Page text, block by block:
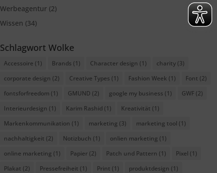
Werbeagentur (2)
Wissen (34)
Schlagwort Wolke
Accessoire (1) Brands (1) Character design (1) charity (3)
corporate design (2) Creative Types (1) Fashion Week (1) Font (2)
fontsforfreedom (1) GMUND (2) google my business (1) GWF (2)
Interieurdesign (1) Karim Rashid (1) Kreativität (1)
Markenkommunikation (1) marketing (3) marketing tool (1)
nachhaltigkeit (2) Notizbuch (1) onlien marketing (1)
online marketing (1) Papier (2) Patch und Pattern (1) Pixel (1)
Plakat (2) Pressefreiheit (1) Print (1) produktdesign (1)